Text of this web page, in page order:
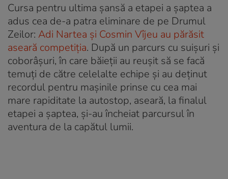
Cursa pentru ultima șansă a etapei a șaptea a
adus cea de-a patra eliminare de pe Drumul
Zeilor: Adi Nartea și Cosmin Vîjeu au părăsit
aseară competiția. După un parcurs cu suișuri și
coborâșuri, în care băieții au reușit să se facă
temuți de către celelalte echipe și au deținut
recordul pentru mașinile prinse cu cea mai
mare rapiditate la autostop, aseară, la finalul
etapei a șaptea, și-au încheiat parcursul în
aventura de la capătul lumii.